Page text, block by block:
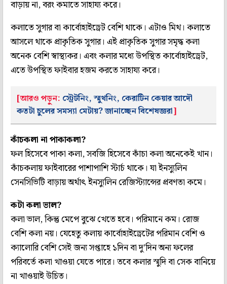
বাড়ায় না, বরং কমাতে সাহায্য করে।
কলাতে সুগার বা কার্বোহাইড্রেট বেশি থাকে। এটাও মিথ। কলাতে
আসলে থাকে প্রাকৃতিক সুগার। এই প্রাকৃতিক সুগার সমৃদ্ধ কলা
অনেক বেশি স্বাস্থ্যকর। এবং কলার মধ্যে উপস্থিত কার্বোহাইড্রেট,
এতে উপস্থিত ফাইবার হজম করতে সাহায্য করে।
[আরও পড়ুন: স্ট্রেটনিং, স্মুথনিং, কেরাটিন কেয়ার আদৌ
কতটা চুলের সমস্যা মেটায়? জানাচ্ছেন বিশেষজ্ঞরা]
কাঁচকলা না পাকাকলা?
ফল হিসেবে পাকা কলা, সবজি হিসেবে কাঁচা কলা অনেকেই খান।
কাঁচকলায় ফাইবারের পাশাপাশি স্টার্চ থাকে। যা ইনস্যুলিন
সেনসিভিটি বাড়ায় অর্থাৎ ইনস্যুলিন রেজিস্ট্যান্সের প্রবণতা কমে।
কটা কলা ভাল?
কলা ভাল, কিন্তু মেপে বুঝে খেতে হবে। পরিমানে কম। রোজ
বেশি কলা নয়। যেহেতু কলায় কার্বোহাইড্রেটের পরিমান বেশি ও
ক্যালোরি বেশি সেই জন্য সপ্তাহে ১দিন বা দু’দিন অন্য ফলের
পরিবর্তে কলা খাওয়া যেতে পারে। তবে কলার স্মুদি বা সেক বানিয়ে
না খাওয়াই উচিত।